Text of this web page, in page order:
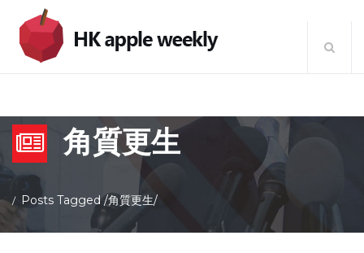
角質更生
Posts Tagged/角質更生/